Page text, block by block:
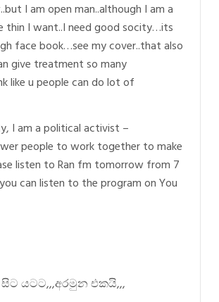
I am open man..although I am a
I want..I need good socity…its
face book…see my cover..that also
give treatment so many
like u people can do lot of
I am a political activist –
people to work together to make
listen to Ran fm tomorrow from 7
can listen to the program on You
යටට,,,අරමුන එකයි,,,